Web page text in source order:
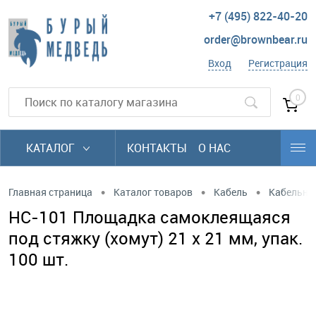
+7 (495) 822-40-20
order@brownbear.ru
Вход Регистрация
0
КАТАЛОГ КОНТАКТЫ О НАС
Главная страница • Каталог товаров • Кабель •
HC-101 Площадка самоклеящаяся
под стяжку (хомут) 21 х 21 мм, упак.
100 шт.